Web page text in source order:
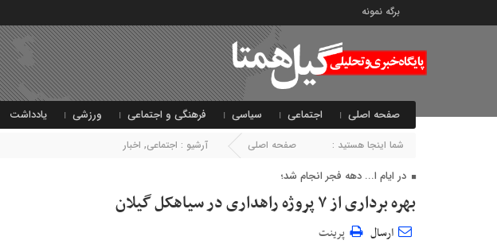
برگه نمونه
صفحه اصلی اجتماعی سیاسی فرهنگی و اجتماعی ورزشی یادداشت
شما اینجا هستید : صفحه اصلی آرشیو : اجتماعی, اخبار
در ایام ا... دهه فجر انجام شد؛
بهره برداری از ۷ پروژه راهداری در سیاهکل گیلان
ارسال پرینت